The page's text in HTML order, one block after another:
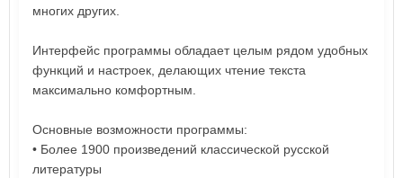
многих других.
Интерфейс программы обладает целым рядом удобных
функций и настроек, делающих чтение текста
максимально комфортным.
Основные возможности программы:
• Более 1900 произведений классической русской
литературы